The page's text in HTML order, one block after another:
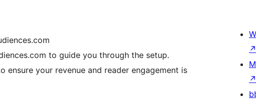
to guide you through the setup.
ensure your revenue and reader engagement is
↗
↗